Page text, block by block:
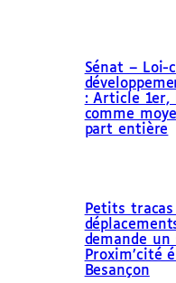
Sénat – Loi-
: Article 1er,
comme
part entière
Petits tracas
demande un
Proxim’cité
Besançon